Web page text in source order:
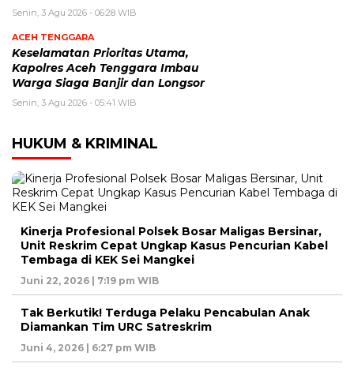
Senin, 3 Agu 2026 - 06:28 WIB
ACEH TENGGARA
Keselamatan Prioritas Utama,
Kapolres Aceh Tenggara Imbau
Warga Siaga Banjir dan Longsor
Senin, 3 Agu 2026 - 05:41 WIB
HUKUM & KRIMINAL
Kinerja Profesional Polsek Bosar Maligas Bersinar,
Unit Reskrim Cepat Ungkap Kasus Pencurian Kabel
Tembaga di KEK Sei Mangkei
Juni 22, 2026 | 7:19 pm WIB
Tak Berkutik! Terduga Pelaku Pencabulan Anak
Diamankan Tim URC Satreskrim
Juni 4, 2026 | 6:27 pm WIB